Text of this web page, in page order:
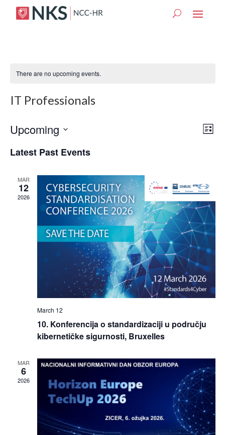
There are no upcoming events.
IT Professionals
List
Upcoming
date.
Latest Past Events
MAR
12
2026
March 12
10. Konferencija o standardizaciji u području
kibernetičke sigurnosti, Bruxelles
MAR
6
2026